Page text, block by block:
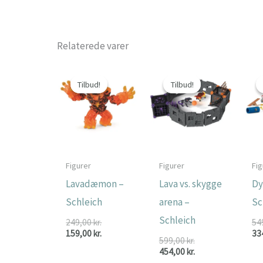
Relaterede varer
Tilbud!
Tilbud!
Figurer
Lavadæmon –
Schleich
249,00kr.Den
oprindelige
159,00kr.Den
Tilbud!
Tilbud!
Figurer
Lava vs. skygge
arena –
Schleich
599,00kr.Den
oprindelige
454,00kr.Den